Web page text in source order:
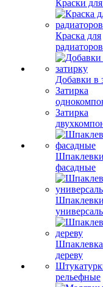
Краски
Краска для
радиаторов
Добавки в
Затирка
Затирка
Шпаклевки
фасадные
Шпаклевки
дереву
рельефные